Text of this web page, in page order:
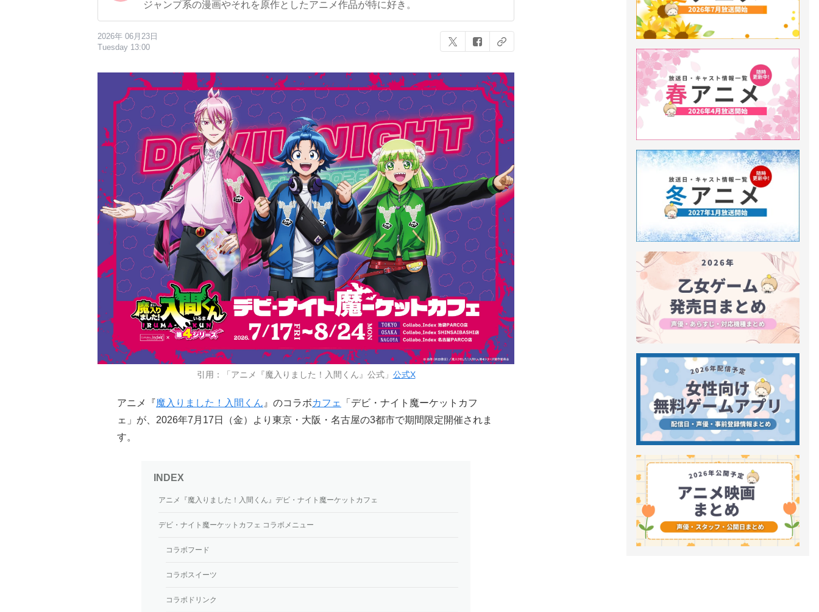
ジャンプ系の漫画やそれを原作としたアニメ作品が特に好き。
2026年 06月23日
Tuesday 13:00
引用：「アニメ『魔入りました！入間くん』公式」 公式X
アニメ『魔入りました！入間くん 』のコラボカフェ
「デビ・ナイト魔ーケットカフ
ェ」が、2026年7月17日（金）より東京・大阪・名古屋の3都市で期間限定開催されま
す。
アニメ『魔入りました！入間くん』デビ・ナイト魔ーケットカフェ
デビ・ナイト魔ーケットカフェ コラボメニュー
コラボフード
コラボスイーツ
コラボドリンク